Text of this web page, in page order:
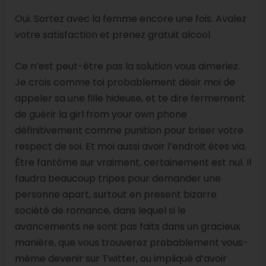
Oui. Sortez avec la femme encore une fois. Avalez
votre satisfaction et prenez gratuit alcool.
Ce n’est peut-être pas la solution vous aimeriez.
Je crois comme toi probablement désir moi de
appeler sa une fille hideuse, et te dire fermement
de guérir la girl from your own phone
définitivement comme punition pour briser votre
respect de soi. Et moi aussi avoir l’endroit êtes via.
Être fantôme sur vraiment, certainement est nul. Il
faudra beaucoup tripes pour demander une
personne apart, surtout en present bizarre
société de romance, dans lequel si le
avancements ne sont pas faits dans un gracieux
manière, que vous trouverez probablement vous-
même devenir sur Twitter, ou impliqué d’avoir